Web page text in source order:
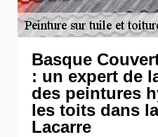
Basque
: un expert de
des peintures
les toits dans
Lacarre